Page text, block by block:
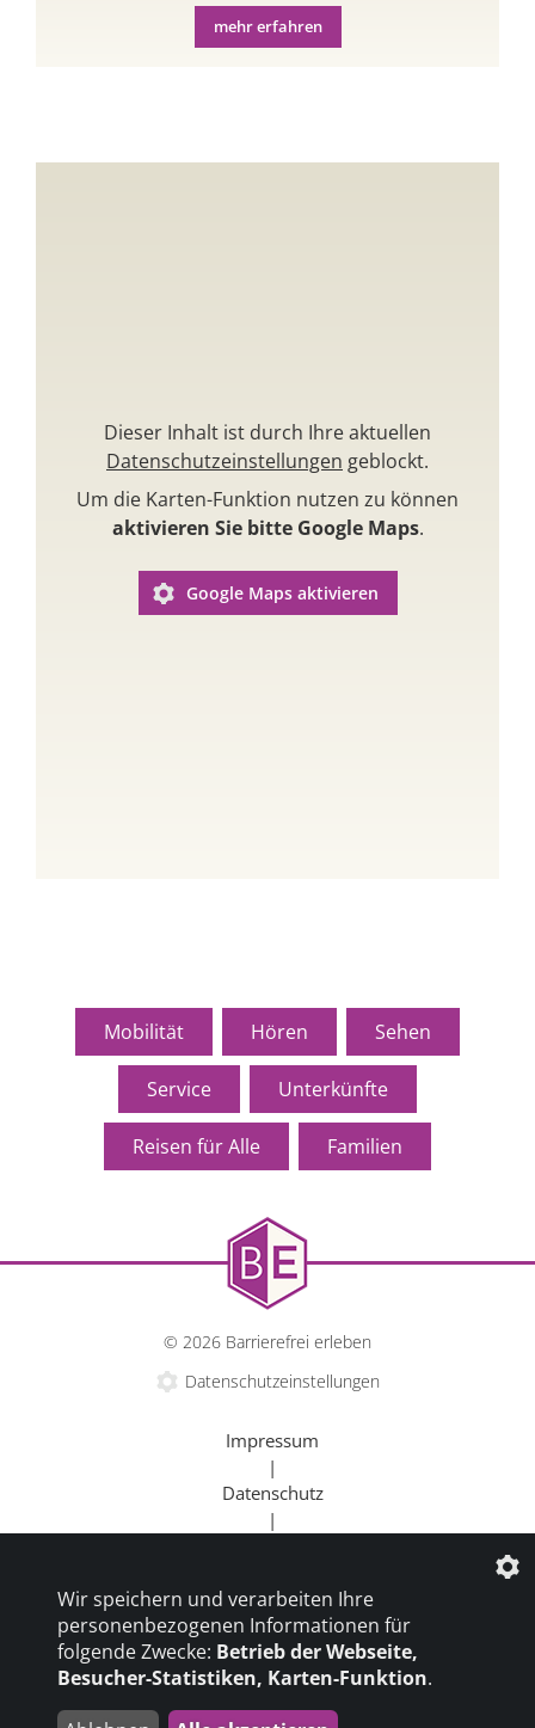
mehr erfahren
Dieser Inhalt ist durch Ihre aktuellen
Datenschutzeinstellungen geblockt.
Um die Karten-Funktion nutzen zu können
aktivieren Sie bitte Google Maps.
Google Maps aktivieren
Mobilität Hören Sehen
Service Unterkünfte
Reisen für Alle Familien
© 2026 Barrierefrei erleben
Datenschutzeinstellungen
Impressum
|
Datenschutz
|
Beratung
|
Goldener Rollstuhl
|
Wir speichern und verarbeiten Ihre
personenbezogenen Informationen für
folgende Zwecke: Betrieb der Webseite,
Besucher-Statistiken, Karten-Funktion.